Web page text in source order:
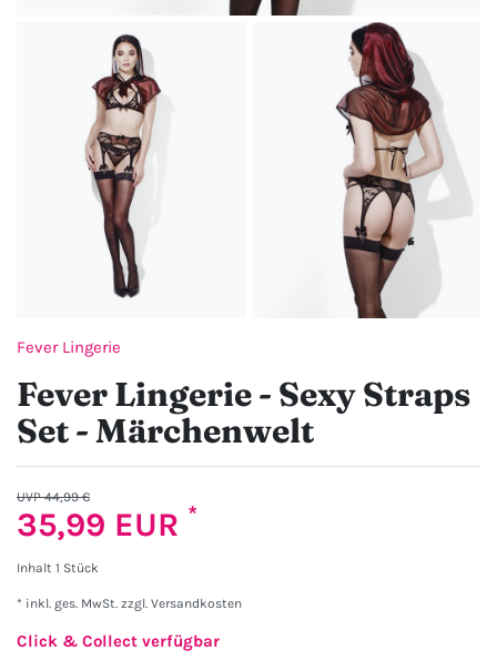
Fever Lingerie
Fever Lingerie - Sexy Straps
Set - Märchenwelt
UVP 44,99 €
35,99 EUR *
Inhalt 1 Stück
* inkl. ges. MwSt. zzgl. Versandkosten
Click & Collect verfügbar